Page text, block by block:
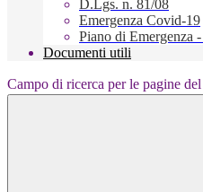
D.Lgs. n. 81/08
Emergenza Covid-19
Piano di Emergenza
Documenti utili
Campo di ricerca per le pagine